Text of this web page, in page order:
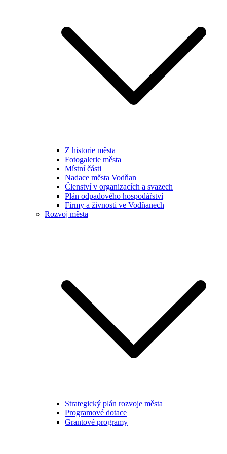
Z historie města
Fotogalerie města
Místní části
Nadace města Vodňan
Členství v organizacích a svazech
Plán odpadového hospodářství
Firmy a živnosti ve Vodňanech
Rozvoj města
Strategický plán rozvoje města
Programové dotace
Grantové programy